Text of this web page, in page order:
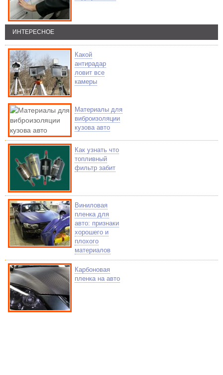
ИНТЕРЕСНОЕ
Какой
антирадар
ловит все
камеры
Материалы для
виброизоляции
кузова авто
Как узнать что
топливный
фильтр забит
Виниловая
пленка для
авто: признаки
хорошего и
плохого
материалов
Карбоновая
пленка на авто